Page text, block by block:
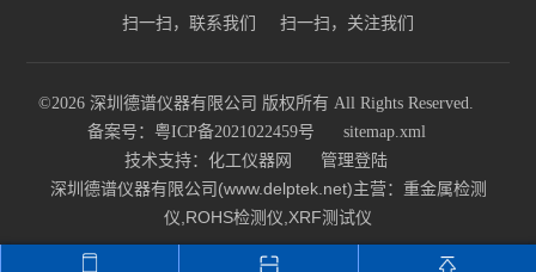
扫一扫，联系我们 扫一扫，关注我们
©2026 深圳德谱仪器有限公司 版权所有 All Rights Reserved.
备案号：粤ICP备2021022459号
sitemap.xml
技术支持： 化工仪器网 管理登陆
深圳德谱仪器有限公司(www.delptek.net)主营：重金属检测
仪,ROHS检测仪,XRF测试仪